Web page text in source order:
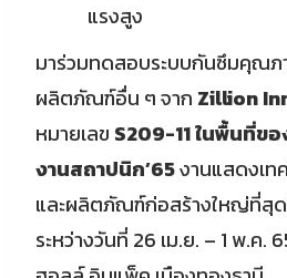
แรงสูง
มาร่วมทดสอบระบบกันซึมคุณภ
ผลิตภัณฑ์อื่น ๆ จาก Zillion
หมายเลข S209-11ในพื้นที่ขอ
งานสถาปนิก’65งานแสดงเท
และผลิตภัณฑ์ก่อสร้างใหญ่ที่สุด
ระหว่างวันที่ 26 เม.ย. – 1 พ.ค.